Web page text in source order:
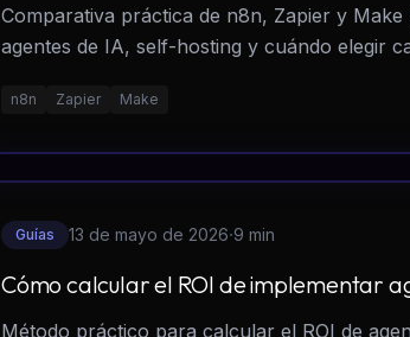
Comparativa práctica de n8n, Zapier y
agentes de IA, self-hosting y cuándo elegir
n8n Zapier Make
Guías 13 de mayo de 2026·9 min
Cómo calcular el ROI de implementar
Método práctico para calcular el ROI de